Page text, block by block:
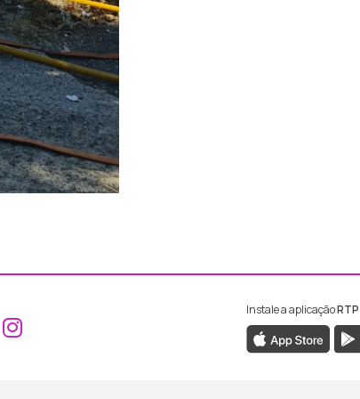
Aceder ao Facebook da RTP
Aceder ao Instagram da RTP
Instale a aplicação